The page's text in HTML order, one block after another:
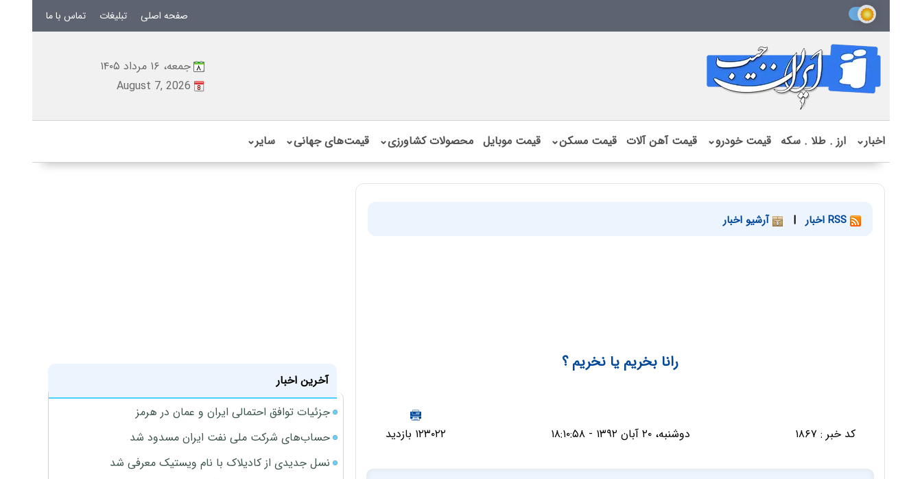
صفحه اصلی تبلیغات تماس با ما
جمعه، ۱۶ مرداد ۱۴۰۵
August 7, 2026
اخبار⌄ ارز . طلا . سکه قیمت خودرو⌄ قیمت آهن آلات قیمت مسکن⌄ قیمت موبایل محصولات کشاورزی⌄ قیمت‌های جهانی⌄ سایر⌄
| آرشیو اخبار
رانا بخریم یا نخریم ؟
کد خبر : ۱۸۶۷ دوشنبه، ۲۰ آبان ۱۳۹۲ - ۱۸:۱۰:۵۸ ۱۲۳۰۲۲ بازدید
آخرین اخبار
جزئیات توافق احتمالی ایران و عمان در هرمز
حساب‌های شرکت ملی نفت ایران مسدود شد
نسل جدیدی از کادیلاک با نام ویستیک معرفی شد